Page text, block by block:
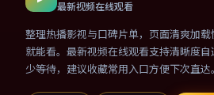
最新视频在线观看
整理热播影视与口碑片单，页面清爽加
就能看。最新视频在线观看支持清晰度
少等待，建议收藏常用入口方便下次直达。